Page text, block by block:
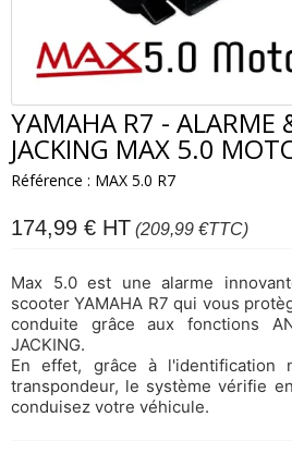
YAMAHA R7 - ALARME
JACKING MAX 5.0
Référence : MAX 5.0 R7
174,99 € HT (209,99 €TTC)
Max 5.0 est une alarme
scooter YAMAHA R7 qui vous
conduite grâce aux fonctions
JACKING.
En effet, grâce à l'identification
transpondeur, le systèmevérifie
conduisez votre véhicule.